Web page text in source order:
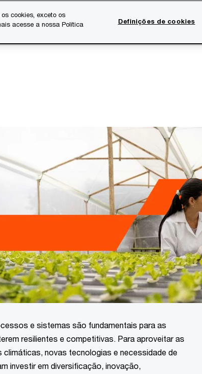
e sistemas são fundamentais para as
resilientes e competitivas. Para aproveitar as
climáticas, novas tecnologias e necessidade de
investir em diversificação, inovação,
cookies, exceto os
acesse a nossa Política
Definições de cookies